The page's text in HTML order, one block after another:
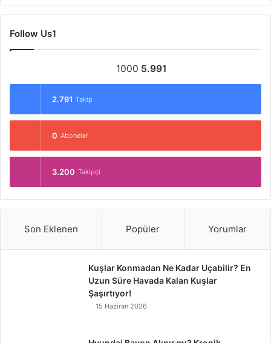
Follow Us1
1000 5.991
2.791 Takip
0 Aboneler
3.200 Takipçi
Son Eklenen Popüler Yorumlar
Kuşlar Konmadan Ne Kadar Uçabilir? En
Uzun Süre Havada Kalan Kuşlar
Şaşırtıyor!
15 Haziran 2026